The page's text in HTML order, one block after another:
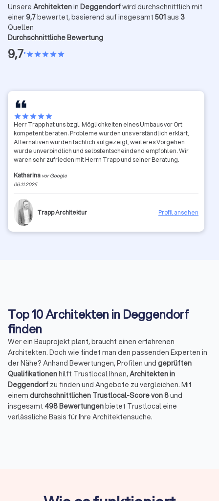
Unsere Architektenin Deggendorfwird durchschnittlich mit
einer9,7bewertet, basierend auf insgesamt 501aus 3
Quellen
Durchschnittliche Bewertung
9,7•starstarstarstarstar
starstarstarstarstar
Herr Trapp hat uns bzgl. Möglichkeiten eines Umbaus vor Ort
kompetent beraten. Probleme wurden uns verständlich erklärt,
Alternativen wurden fachlich aufgezeigt, weiteres Vorgehen
wurde unverbindlich und selbstentscheindend empfohlen. Wir
waren sehr zufrieden mit Herrn Trapp und seiner Beratung.
Katharina vor Google
06.11.2025
Trapp Architektur Profil ansehen
Top 10 Architekten in Deggendorf
finden
Wer ein Bauprojekt plant, braucht einen erfahrenen
Architekten. Doch wie findet man den passenden Experten in
der Nähe? Anhand Bewertungen, Profilen und geprüften
Qualifikationenhilft Trustlocal Ihnen,Architekten in
Deggendorf zu finden und Angebote zu vergleichen. Mit
einem durchschnittlichen Trustlocal-Score von 8und
insgesamt 498 Bewertungenbietet Trustlocal eine
verlässliche Basis für Ihre Architektensuche.
Nutzungsideen